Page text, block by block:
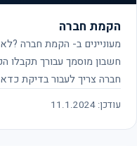
הקמת חברה
מעוניינים ב- הקמת חברה
חשבון מוסמך עבורך תקבלו
חברה צריך לעבור בדיקת
עודכן: 11.1.2024